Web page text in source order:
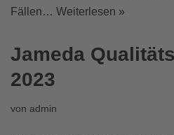
Fällen… Weiterlesen »
Jameda
2023
von admin